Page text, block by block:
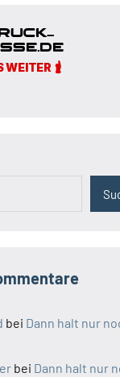
bei Dann halt nur
bei Dann halt nur